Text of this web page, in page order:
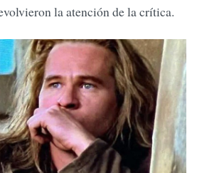
la atención de la crítica.